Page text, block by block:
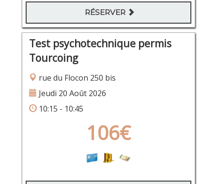
RÉSERVER
Test psychotechnique permis
Tourcoing
rue du Flocon 250 bis
Jeudi 20 Août 2026
10:15 - 10:45
106€